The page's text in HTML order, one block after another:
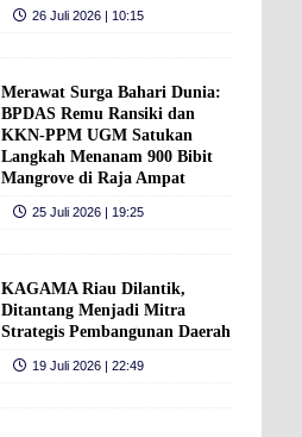
26 Juli 2026 | 10:15
Merawat Surga Bahari Dunia:
BPDAS Remu Ransiki dan
KKN-PPM UGM Satukan
Langkah Menanam 900 Bibit
Mangrove di Raja Ampat
25 Juli 2026 | 19:25
KAGAMA Riau Dilantik,
Ditantang Menjadi Mitra
Strategis Pembangunan Daerah
19 Juli 2026 | 22:49